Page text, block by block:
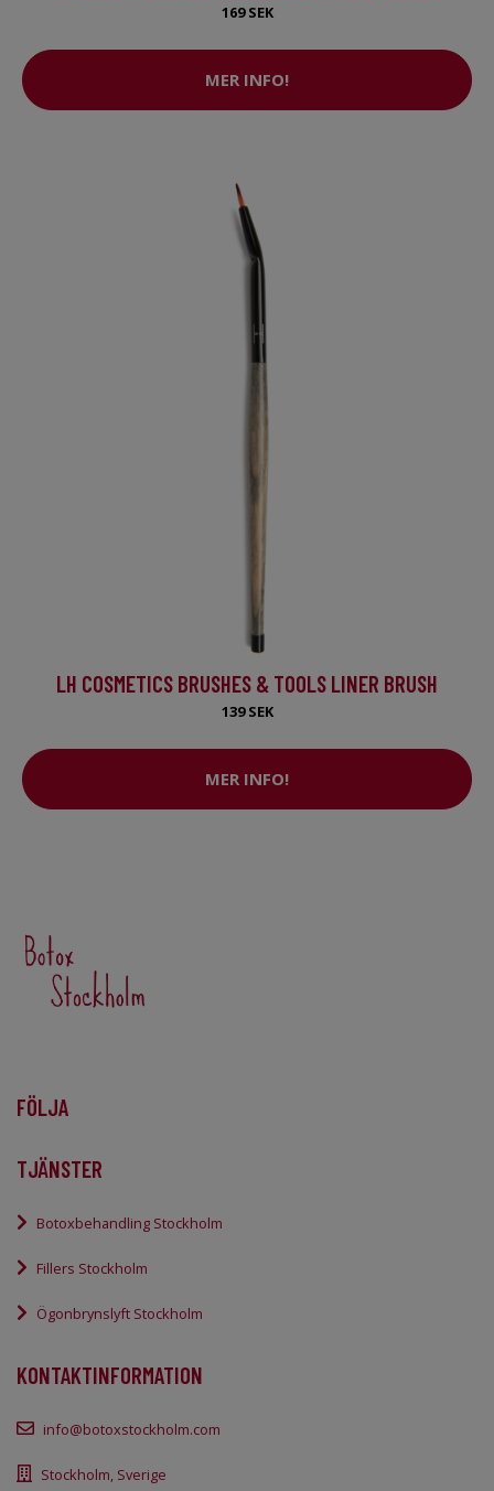
169 SEK
MER INFO!
LH COSMETICS BRUSHES & TOOLS LINER BRUSH
139 SEK
MER INFO!
FÖLJA
TJÄNSTER
Botoxbehandling Stockholm
Fillers Stockholm
Ögonbrynslyft Stockholm
KONTAKTINFORMATION
info@botoxstockholm.com
Stockholm, Sverige